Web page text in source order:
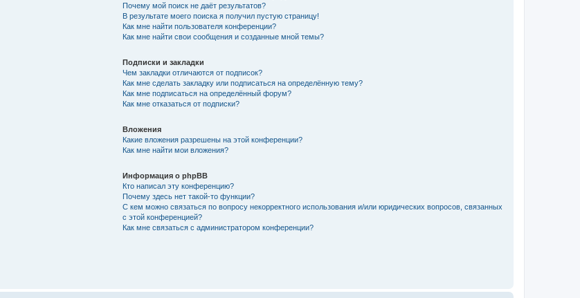
Почему мой поиск не даёт результатов?
В результате моего поиска я получил пустую страницу!
Как мне найти пользователя конференции?
Как мне найти свои сообщения и созданные мной темы?
Подписки и закладки
Чем закладки отличаются от подписок?
Как мне сделать закладку или подписаться на определённую тему?
Как мне подписаться на определённый форум?
Как мне отказаться от подписки?
Вложения
Какие вложения разрешены на этой конференции?
Как мне найти мои вложения?
Информация о phpBB
Кто написал эту конференцию?
Почему здесь нет такой-то функции?
С кем можно связаться по вопросу некорректного использования и/или юридических вопросов, связанных
с этой конференцией?
Как мне связаться с администратором конференции?